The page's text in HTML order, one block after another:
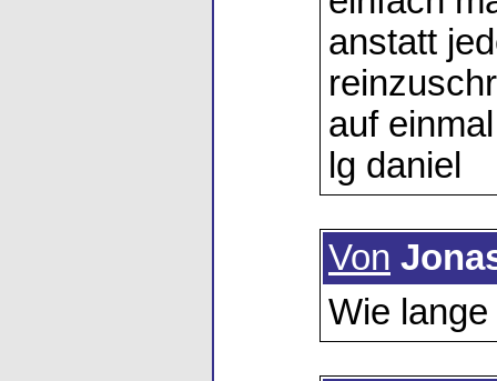
anstatt
auf
lg daniel
Von
Wie